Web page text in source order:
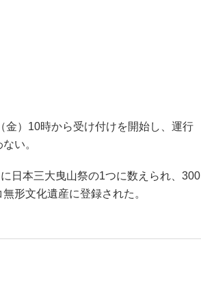
）10時から受け付けを開始し、運行
い。
日本三大曳山祭の1つに数えられ、300
形文化遺産に登録された。